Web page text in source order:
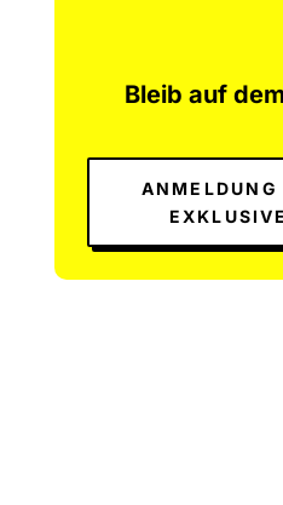
Bleib auf
ANMELDUNG